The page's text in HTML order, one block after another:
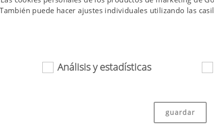
puede hacer ajustes individuales utilizando las
ayudan a que este sitio web sea fácilmente accesible y
básicas esenciales, como la navegación en el sitio web
Análisis y estadísticas
guardar